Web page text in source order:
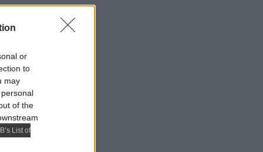
or
to
may
of the
List of